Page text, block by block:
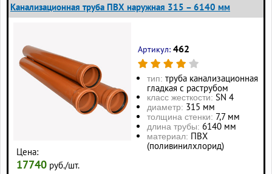
Канализационная труба ПВХ наружная 315 – 6140 мм
Цена:
17740 руб./шт.
Артикул: 462
тип: труба канализационная
гладкая с раструбом
класс жесткости: SN 4
диаметр: 315 мм
толщина стенки: 7,7 мм
длина трубы: 6140 мм
материал: ПВХ
(поливинилхлорид)